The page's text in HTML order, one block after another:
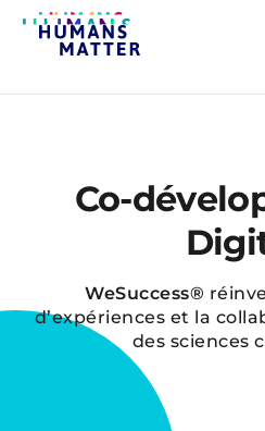
RETOUR AUX SOLUTIONS
Co-
WeSuccess®
d’expériences et la
des sciences